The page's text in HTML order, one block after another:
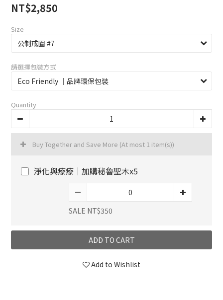
NT$2,850
Size
請選擇包裝方式
Quantity
Buy Together and Save More (At most 1 item(s))
淨化與療療｜加購秘魯聖木x5
SALE NT$350
ADD TO CART
Add to Wishlist